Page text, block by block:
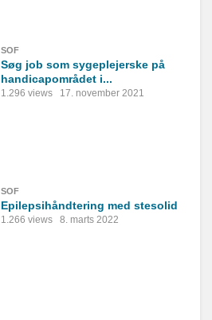
SOF
Søg job som sygeplejerske på
handicapområdet i...
1.296 views 17. november 2021
SOF
Epilepsihåndtering med stesolid
1.266 views 8. marts 2022